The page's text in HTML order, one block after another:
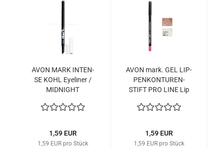
AVON MARK IN­TEN­
SE KOHL Eye­li­ner /
MID­NIGHT
1,59 EUR
1,59 EUR pro Stück
AVON mark. GEL LIP­
PEN­KON­TU­REN­
STIFT PRO LINE Lip
Bare My Soul
1,59 EUR
1,59 EUR pro Stück